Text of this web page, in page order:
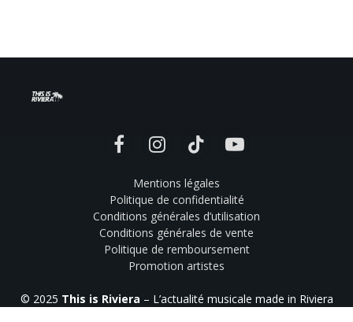
FacebookInstagramTikTok YouTube
Mentions légales
Politique de confidentialité
Conditions générales d’utilisation
Conditions générales de vente
Politique de remboursement
Promotion artistes
© 2025 This is Riviera – L’actualité musicale made in Riviera